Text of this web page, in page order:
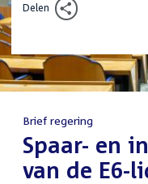
Delen
Brief regering
:Spaar- en
van de E6-